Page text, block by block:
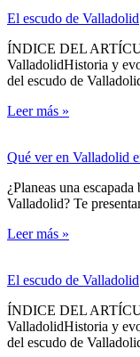
El escudo de Valladolid
ÍNDICE DEL
ValladolidHistoria y
del escudo de
Leer más »
Qué ver en Valladolid
¿Planeas una
Valladolid? Te
Leer más »
El escudo de Valladolid
ÍNDICE DEL
ValladolidHistoria y
del escudo de